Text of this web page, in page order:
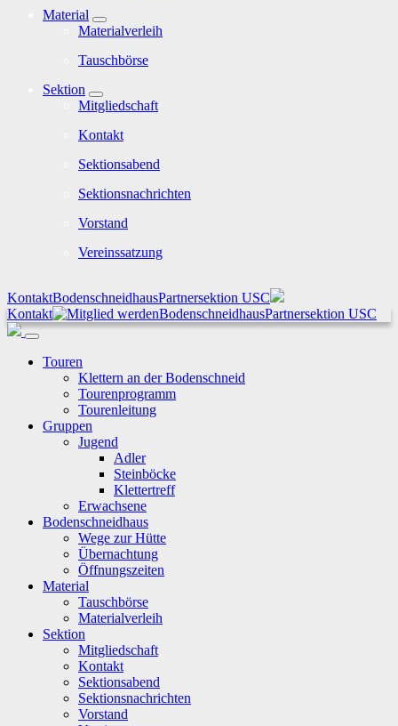
Material
Materialverleih
Tauschbörse
Sektion
Mitgliedschaft
Kontakt
Sektionsabend
Sektionsnachrichten
Vorstand
Vereinssatzung
KontaktBodenschneidhausPartnersektion USC
Kontakt
BodenschneidhausPartnersektion USC
Touren
Klettern an der Bodenschneid
Tourenprogramm
Tourenleitung
Gruppen
Jugend
Adler
Steinböcke
Klettertreff
Erwachsene
Bodenschneidhaus
Wege zur Hütte
Übernachtung
Öffnungszeiten
Material
Tauschbörse
Materialverleih
Sektion
Mitgliedschaft
Kontakt
Sektionsabend
Sektionsnachrichten
Vorstand